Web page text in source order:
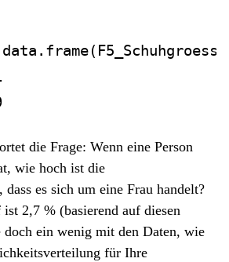
data.frame(
die Frage: Wenn eine Person
wie hoch ist die
es sich um eine Frau handelt?
2,7 % (basierend auf diesen
doch ein wenig mit den Daten, wie
für Ihre